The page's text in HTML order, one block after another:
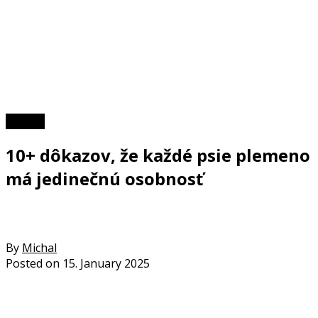
10+ dôkazov, že každé psie plemeno
má jedinečnú osobnosť
By Michal
Posted on 15. January 2025